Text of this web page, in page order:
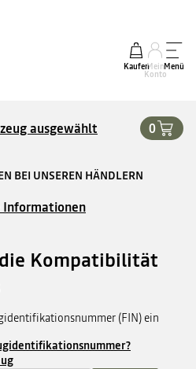
KaufenMein
Konto
Menü
ausgewählt 0
BEI UNSEREN HÄNDLERN
Kompatibilität
(FIN) ein